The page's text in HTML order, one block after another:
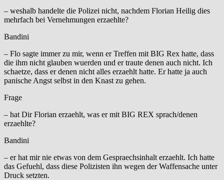
– weshalb handelte die Polizei nicht, nachdem Florian Heilig dies
mehrfach bei Vernehmungen erzaehlte?
Bandini
– Flo sagte immer zu mir, wenn er Treffen mit BIG Rex hatte, dass
die ihm nicht glauben wuerden und er traute denen auch nicht. Ich
schaetze, dass er denen nicht alles erzaehlt hatte. Er hatte ja auch
panische Angst selbst in den Knast zu gehen.
Frage
– hat Dir Florian erzaehlt, was er mit BIG REX sprach/denen
erzaehlte?
Bandini
– er hat mir nie etwas von dem Gespraechsinhalt erzaehlt. Ich hatte
das Gefuehl, dass diese Polizisten ihn wegen der Waffensache unter
Druck setzten.